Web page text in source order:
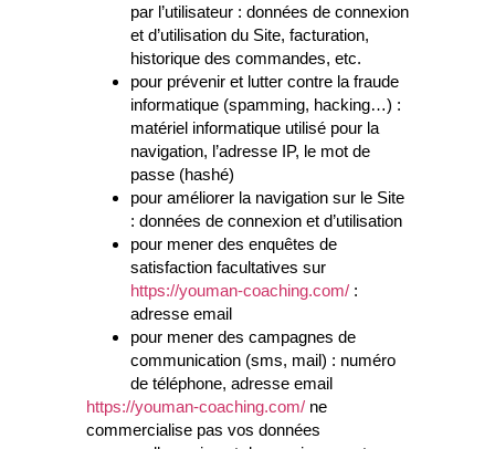
par l’utilisateur : données de connexion
et d’utilisation du Site, facturation,
historique des commandes, etc.
pour prévenir et lutter contre la fraude
informatique (spamming, hacking…) :
matériel informatique utilisé pour la
navigation, l’adresse IP, le mot de
passe (hashé)
pour améliorer la navigation sur le Site
: données de connexion et d’utilisation
pour mener des enquêtes de
satisfaction facultatives sur
https://youman-coaching.com/ :
adresse email
pour mener des campagnes de
communication (sms, mail) : numéro
de téléphone, adresse email
https://youman-coaching.com/ ne
commercialise pas vos données